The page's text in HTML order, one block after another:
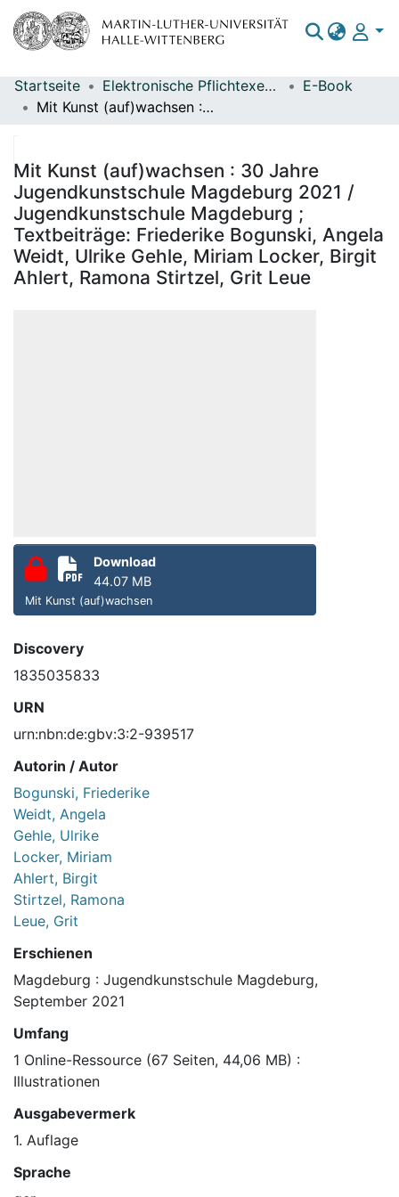
Bereiche & Sammlungen
Statistiken
Startseite Elektronische Pflichtexemplare
E-Book
Mit Kunst (auf)wachsen : 30 Jahre Jugendkunstschule Magdeburg 2021 / Jugendkunstschule Magdeburg ; Textbeiträge: Friederike Bogunski, Angela Weidt, Ulrike Gehle, Miriam Locker, Birgit Ahlert, Ramona Stirtzel, Grit Leue
Mit Kunst (auf)wachsen : 30 Jahre
Jugendkunstschule Magdeburg 2021 /
Jugendkunstschule Magdeburg ;
Textbeiträge: Friederike Bogunski, Angela
Weidt, Ulrike Gehle, Miriam Locker, Birgit
Ahlert, Ramona Stirtzel, Grit Leue
Download
44.07 MB
Mit Kunst (auf)wachsen
Discovery
1835035833
URN
urn:nbn:de:gbv:3:2-939517
Autorin / Autor
Bogunski, Friederike
Weidt, Angela
Gehle, Ulrike
Locker, Miriam
Ahlert, Birgit
Stirtzel, Ramona
Leue, Grit
Erschienen
Magdeburg : Jugendkunstschule Magdeburg,
September 2021
Umfang
1 Online-Ressource (67 Seiten, 44,06 MB) :
Illustrationen
Ausgabevermerk
1. Auflage
Sprache